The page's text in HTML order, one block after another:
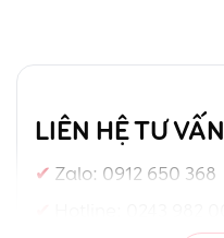
LIÊN HỆ TƯ VẤN
Zalo: 0912 650 368